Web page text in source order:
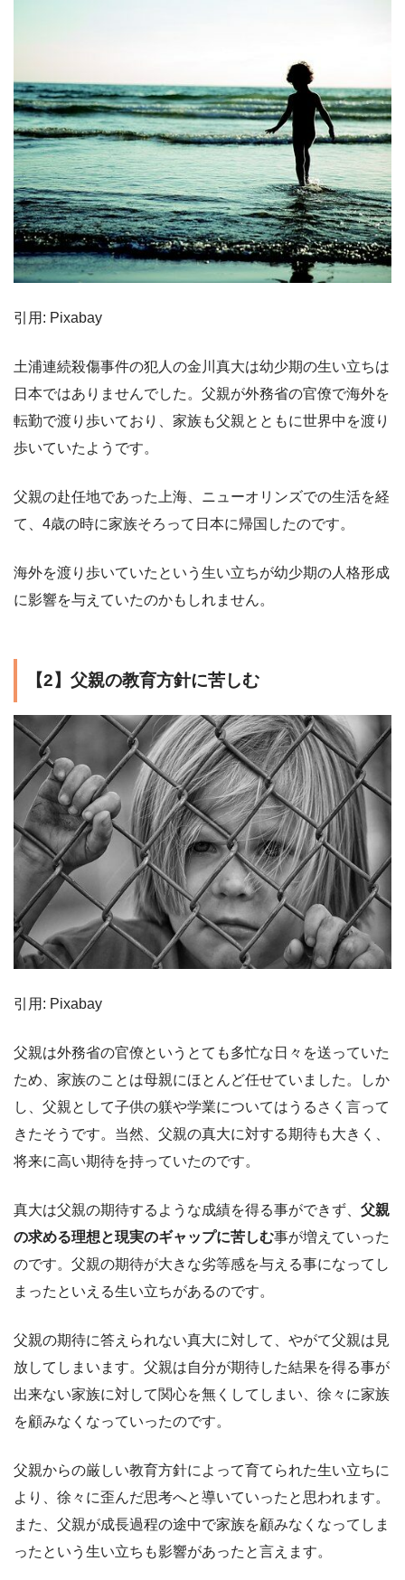
引用: Pixabay
土浦連続殺傷事件の犯人の金川真大は幼少期の生い立ちは
日本ではありませんでした。父親が外務省の官僚で海外を
転勤で渡り歩いており、家族も父親とともに世界中を渡り
歩いていたようです。
父親の赴任地であった上海、ニューオリンズでの生活を経
て、4歳の時に家族そろって日本に帰国したのです。
海外を渡り歩いていたという生い立ちが幼少期の人格形成
に影響を与えていたのかもしれません。
【2】父親の教育方針に苦しむ
引用: Pixabay
父親は外務省の官僚というとても多忙な日々を送っていた
ため、家族のことは母親にほとんど任せていました。しか
し、父親として子供の躾や学業についてはうるさく言って
きたそうです。当然、父親の真大に対する期待も大きく、
将来に高い期待を持っていたのです。
真大は父親の期待するような成績を得る事ができず、 父親
の求める理想と現実のギャップに苦しむ事が増えていった
のです。父親の期待が大きな劣等感を与える事になってし
まったといえる生い立ちがあるのです。
父親の期待に答えられない真大に対して、やがて父親は見
放してしまいます。父親は自分が期待した結果を得る事が
出来ない家族に対して関心を無くしてしまい、徐々に家族
を顧みなくなっていったのです。
父親からの厳しい教育方針によって育てられた生い立ちに
より、徐々に歪んだ思考へと導いていったと思われます。
また、父親が成長過程の途中で家族を顧みなくなってしま
ったという生い立ちも影響があったと言えます。